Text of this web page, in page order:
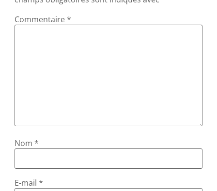
Commentaire *
Nom *
E-mail *